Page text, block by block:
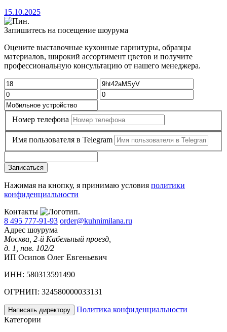
15.10.2025
Запишитесь на посещение шоурума
Оцените выставочные кухонные гарнитуры, образцы
материалов, широкий ассортимент цветов и получите
профессиональную консультацию от нашего менеджера.
Номер телефона
Имя пользователя в Telegram
Записаться
Нажимая на кнопку, я принимаю условия политики
конфиденциальности
Контакты
8 495 777-91-93 order@kuhnimilana.ru
Адрес шоурума
Москва, 2-й Кабельный проезд,
д. 1, пав. 102/2
ИП Осипов Олег Евгеньевич
ИНН: 580313591490
ОГРНИП: 324580000033131
Написать директору
Политика конфиденциальности
Категории